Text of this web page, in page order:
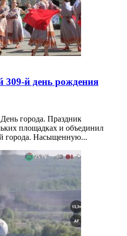
309-й день рождения
города. Праздник
площадках и объединил
города. Насыщенную...